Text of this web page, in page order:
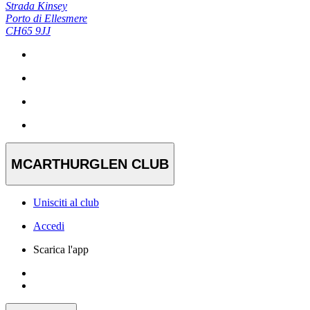
Strada Kinsey
Porto di Ellesmere
CH65 9JJ
MCARTHURGLEN CLUB
Unisciti al club
Accedi
Scarica l'app